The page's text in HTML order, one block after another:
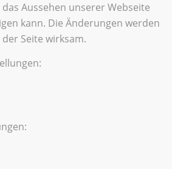
Aussehen unserer Webseite
kann. Die Änderungen werden
Seite wirksam.